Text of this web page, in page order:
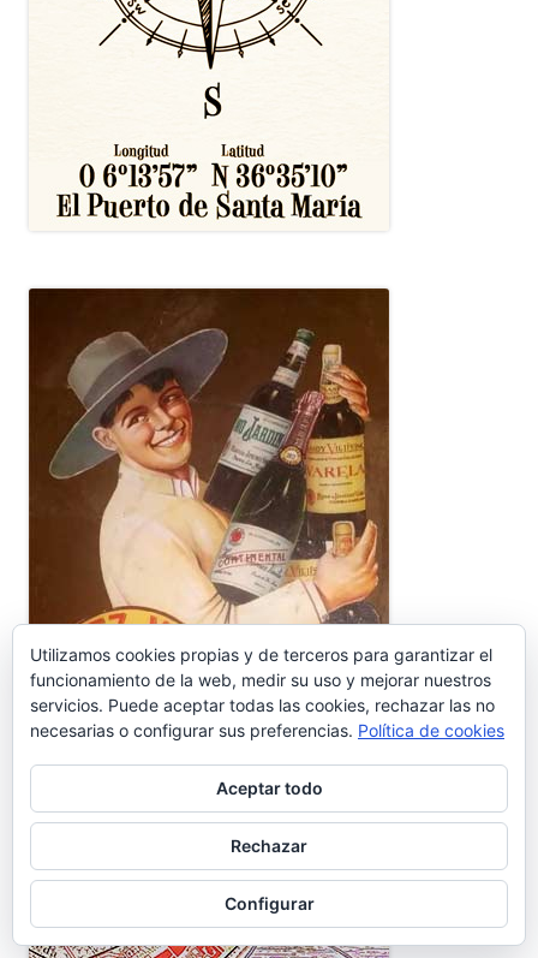
Utilizamos cookies propias y de terceros para garantizar el
funcionamiento de la web, medir su uso y mejorar nuestros
servicios. Puede aceptar todas las cookies, rechazar las no
necesarias o configurar sus preferencias. Política de cookies
Aceptar todo
Rechazar
Configurar